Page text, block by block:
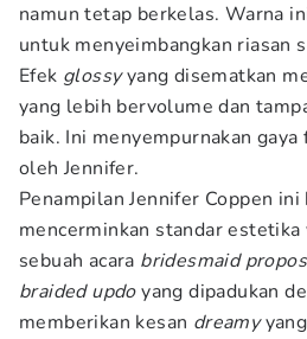
namun tetap berkelas. Warna
untuk menyeimbangkan riasan
Efek glossyyang disematkan
yang lebih bervolume dan
baik. Ini menyempurnakan
oleh Jennifer.
Penampilan Jennifer Coppen
mencerminkan standar
sebuah acara bridesmaid
braided updoyang dipadukan
memberikan kesan dreamy